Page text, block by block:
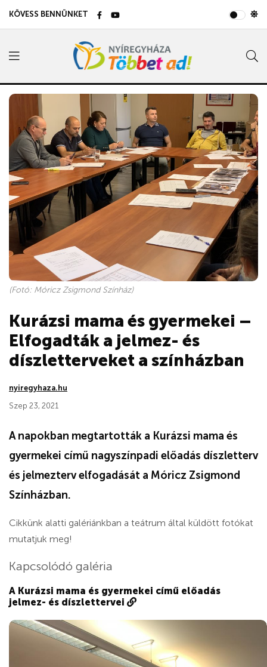
KÖVESS BENNÜNKET
(Fotó: Móricz Zsigmond Színház)
Kurázsi mama és gyermekei –
Elfogadták a jelmez- és
díszletterveket a színházban
nyiregyhaza.hu
Szep 23, 2021
A napokban megtartották a Kurázsi mama és
gyermekei című nagyszínpadi előadás díszletterv
és jelmezterv elfogadását a Móricz Zsigmond
Színházban.
Cikkünk alatti galériánkban a teátrum által küldött fotókat
mutatjuk meg!
Kapcsolódó galéria
A Kurázsi mama és gyermekei című előadás
jelmez- és díszlettervei